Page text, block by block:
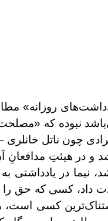
روزانه»
نبوده که
چون ناتل
در هیئتِ مدافعانِ
شد، نیما در
داد، کسی که حق
کسی است،